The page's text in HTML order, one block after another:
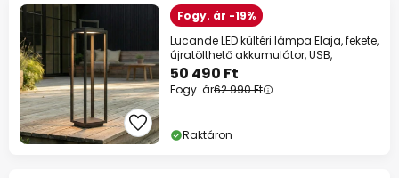
Fogy. ár -19%
Lucande LED kültéri lámpa Elaja, fekete,
újratölthető akkumulátor, USB,
50 490 Ft
Fogy. ár62 990 Ft
Raktáron